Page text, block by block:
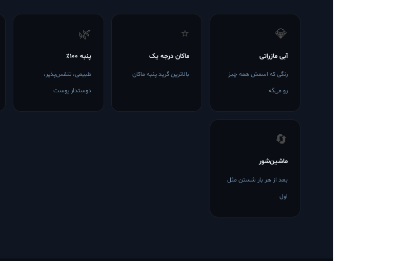
💎
آبی مازراتی
رنگی که اسمش همه چیز
رو می‌گه
⭐
ماکان درجه یک
بالاترین گرید پنبه ماکان
🌿
پنبه ۱۰۰٪
طبیعی، تنفس‌پذیر،
دوستدار پوست
🔄
ماشین‌شور
بعد از هر بار شستن مثل
اول